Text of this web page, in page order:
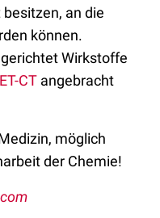
an die
können.
Wirkstoffe
CT angebracht
möglich
der Chemie!